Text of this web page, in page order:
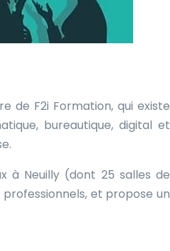
de F2i Formation, qui existe
bureautique, digital et
à Neuilly (dont 25 salles de
et propose un